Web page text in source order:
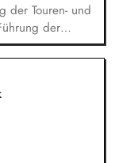
der Touren- und
der
Überprüfung
im
aller